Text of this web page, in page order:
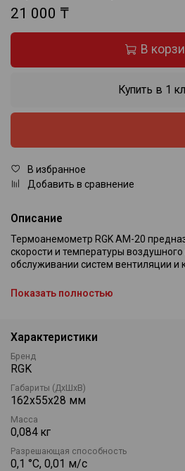
21 000 ₸
В
Купить в 1
В избранное
Добавить в сравнение
Описание
Термоанемометр RGK AM-20
скорости и температуры
обслуживании систем вентиляции и
Диапазон измерения скорости
от 0,5 до 20 м/с, диапазон
Прибор поддерживает отображение
Модель оснащена крыльчаткой
магнитоиндукционным датчиком
Предусмотрен выбор единиц
фут/мин, узлы и мили/ч.
LCD-дисплей с подсветкой
результатов измерений и
Показать полностью
Характеристики
Бренд
RGK
Габариты (ДхШхВ)
162х55х28 мм
Масса
0,084 кг
Разрешающая способность
0,1 °C, 0,01 м/с